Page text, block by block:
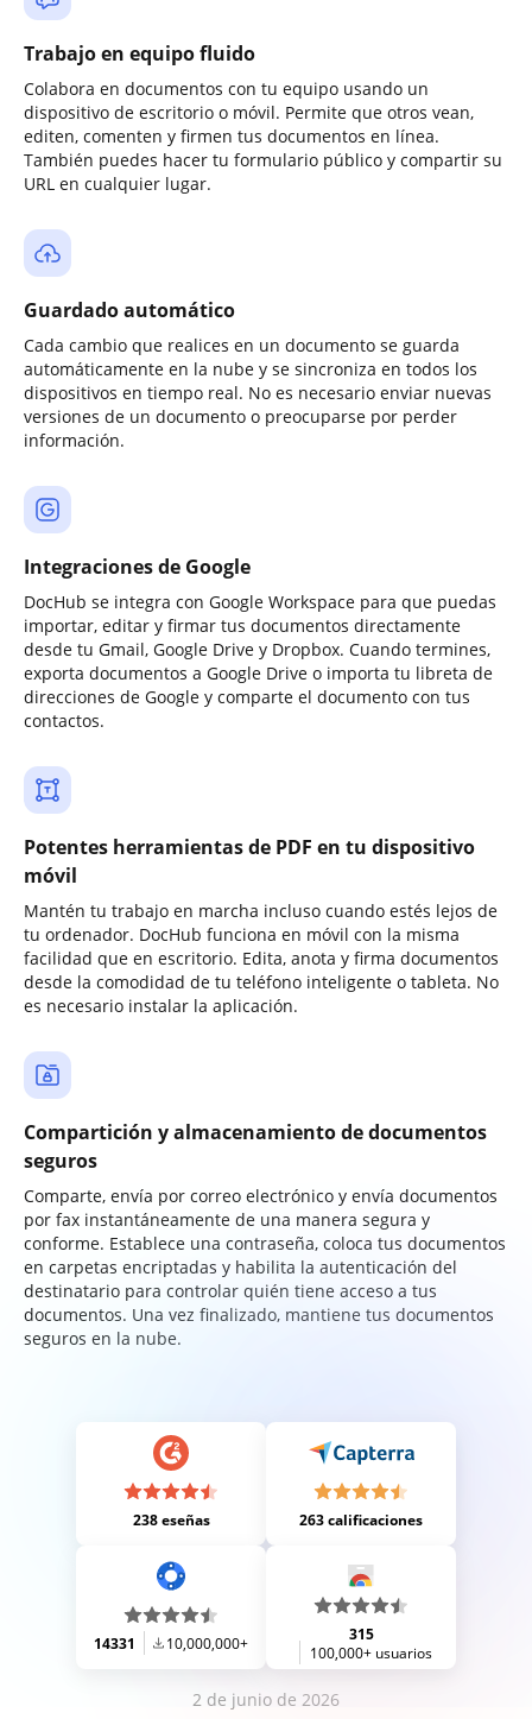
Trabajo en equipo fluido
Colabora en documentos con tu equipo usando un
dispositivo de escritorio o móvil. Permite que otros vean,
editen, comenten y firmen tus documentos en línea.
También puedes hacer tu formulario público y compartir su
URL en cualquier lugar.
Guardado automático
Cada cambio que realices en un documento se guarda
automáticamente en la nube y se sincroniza en todos los
dispositivos en tiempo real. No es necesario enviar nuevas
versiones de un documento o preocuparse por perder
información.
Integraciones de Google
DocHub se integra con Google Workspace para que puedas
importar, editar y firmar tus documentos directamente
desde tu Gmail, Google Drive y Dropbox. Cuando termines,
exporta documentos a Google Drive o importa tu libreta de
direcciones de Google y comparte el documento con tus
contactos.
Potentes herramientas de PDF en tu dispositivo
móvil
Mantén tu trabajo en marcha incluso cuando estés lejos de
tu ordenador. DocHub funciona en móvil con la misma
facilidad que en escritorio. Edita, anota y firma documentos
desde la comodidad de tu teléfono inteligente o tableta. No
es necesario instalar la aplicación.
Compartición y almacenamiento de documentos
seguros
Comparte, envía por correo electrónico y envía documentos
por fax instantáneamente de una manera segura y
conforme. Establece una contraseña, coloca tus documentos
en carpetas encriptadas y habilita la autenticación del
destinatario para controlar quién tiene acceso a tus
documentos. Una vez finalizado, mantiene tus documentos
seguros en la nube.
238 eseñas 263 calificaciones
14331 10,000,000+
315
100,000+ usuarios
2 de junio de 2026